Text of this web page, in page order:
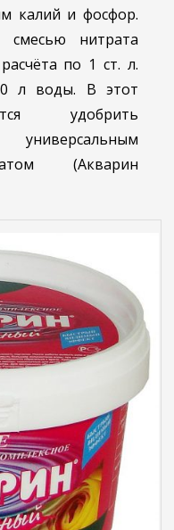
калий и фосфор.
смесью нитрата
по 1 ст. л.
л воды. В этот
удобрить
(Акварин